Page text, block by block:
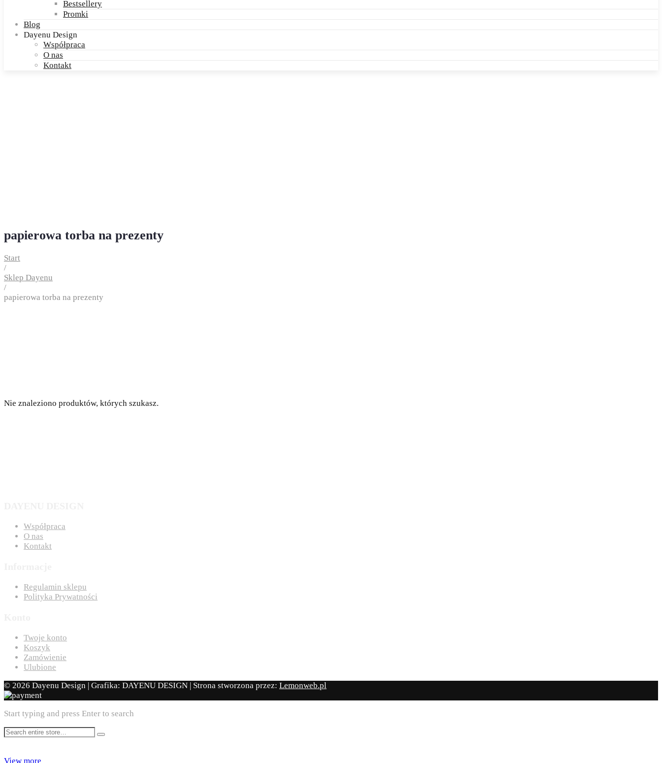
Bestsellery
Promki
Blog
Dayenu Design
Współpraca
O nas
Kontakt
papierowa torba na prezenty
Start
/
Sklep Dayenu
/
papierowa torba na prezenty
Nie znaleziono produktów, których szukasz.
Współpraca
O nas
Kontakt
Regulamin sklepu
Polityka Prywatności
Twoje konto
Koszyk
Zamówienie
Ulubione
© 2026 Dayenu Design | Grafika: DAYENU DESIGN | Strona stworzona przez: Lemonweb.pl
Start typing and press Enter to search
View more